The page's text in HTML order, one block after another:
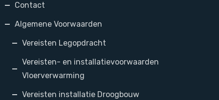
Contact
Algemene Voorwaarden
Vereisten Legopdracht
Vereisten- en installatievoorwaarden
Vloerverwarming
Vereisten installatie Droogbouw